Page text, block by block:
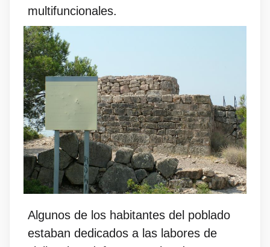
multifuncionales.
Algunos de los habitantes del poblado
estaban dedicados a las labores de